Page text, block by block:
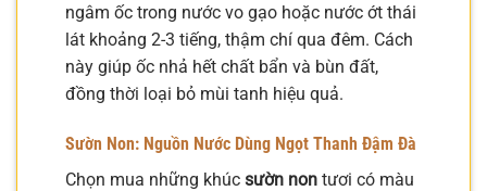
ngâm ốc trong nước vo gạo hoặc nước ớt thái
lát khoảng 2-3 tiếng, thậm chí qua đêm. Cách
này giúp ốc nhả hết chất bẩn và bùn đất,
đồng thời loại bỏ mùi tanh hiệu quả.
Sườn Non: Nguồn Nước Dùng Ngọt Thanh Đậm Đà
Chọn mua những khúc sườn non tươi có màu